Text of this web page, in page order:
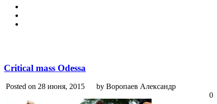
Critical mass Odessa
Posted on 28 июня, 2015
by Воропаев Александр
0